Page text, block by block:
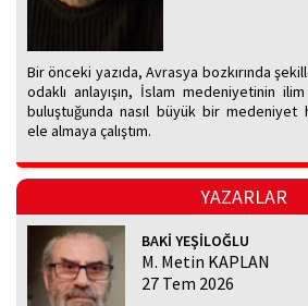
Bir önceki yazıda, Avrasya bozkırında
odaklı anlayışın, İslam medeniyetinin
buluştuğunda nasıl büyük bir medeniyet
ele almaya çalıştım.
YAZARLAR
BAKİ YEŞİLOĞLU
M. Metin KAPLAN
27 Tem 2026